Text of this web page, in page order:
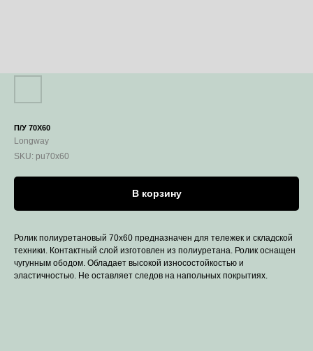
П/У 70X60
Longway
SKU: pu70x60
В корзину
Ролик полиуретановый 70х60 предназначен для тележек и складской
техники. Контактный слой изготовлен из полиуретана. Ролик оснащен
чугунным ободом. Обладает высокой износостойкостью и
эластичностью. Не оставляет следов на напольных покрытиях.